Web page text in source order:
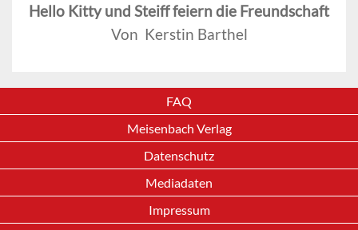
Hello Kitty und Steiff feiern die Freundschaft
Von Kerstin Barthel
FAQ
Meisenbach Verlag
Datenschutz
Mediadaten
Impressum